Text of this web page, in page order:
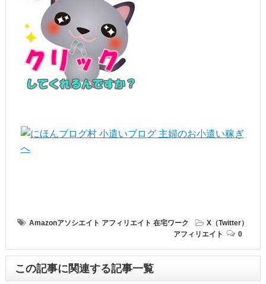
Amazonアソシエイト アフィリエイト 在宅ワーク
X（Twitter）
アフィリエイト
0
この記事に関連する記事一覧